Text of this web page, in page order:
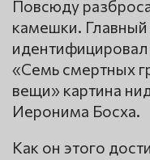
Повсюду
камешки.
«Семь смертных
вещи» картина
Иеронима Босха.
Как он этого